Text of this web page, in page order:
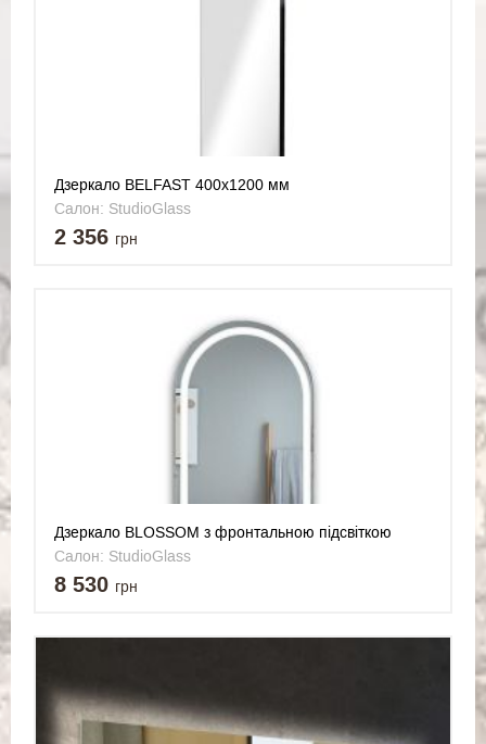
Дзеркало BELFAST 400x1200 мм
Салон: StudioGlass
2 356 грн
Дзеркало BLOSSOM з фронтальною підсвіткою
овальне 700x1200 мм
Салон: StudioGlass
8 530 грн